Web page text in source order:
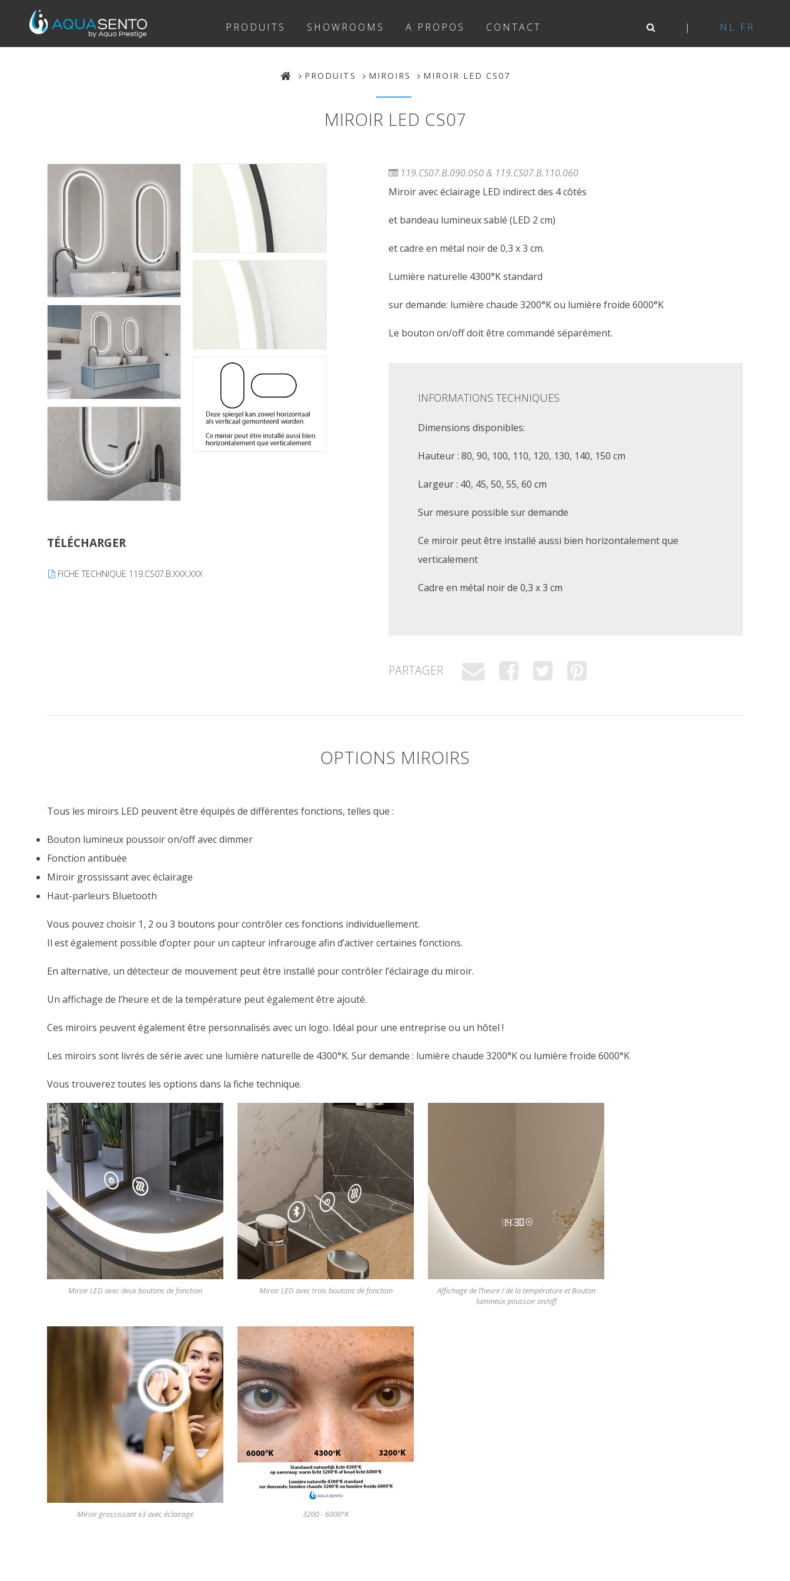
PRODUITS SHOWROOMS A PROPOS CONTACT NL FR
PRODUITS MIROIRS MIROIR LED CS07
MIROIR LED CS07
TÉLÉCHARGER
FICHE TECHNIQUE 119.CS07.B.XXX.XXX
119.CS07.B.090.050 & 119.CS07.B.110.060
Miroir avec éclairage LED indirect des 4 côtés
et bandeau lumineux sablé (LED 2 cm)
et cadre en métal noir de 0,3 x 3 cm.
Lumière naturelle 4300°K standard
sur demande: lumière chaude 3200°K ou lumière froide 6000°K
Le bouton on/off doit être commandé séparément.
INFORMATIONS TECHNIQUES
Dimensions disponibles:
Hauteur : 80, 90, 100, 110, 120, 130, 140, 150 cm
Largeur : 40, 45, 50, 55, 60 cm
Sur mesure possible sur demande
Ce miroir peut être installé aussi bien horizontalement que
verticalement
Cadre en métal noir de 0,3 x 3 cm
PARTAGER
OPTIONS MIROIRS
Tous les miroirs LED peuvent être équipés de différentes fonctions, telles que :
Bouton lumineux poussoir on/off avec dimmer
Fonction antibuée
Miroir grossissant avec éclairage
Haut-parleurs Bluetooth
Vous pouvez choisir 1, 2 ou 3 boutons pour contrôler ces fonctions individuellement.
Il est également possible d’opter pour un capteur infrarouge afin d’activer certaines fonctions.
En alternative, un détecteur de mouvement peut être installé pour contrôler l’éclairage du miroir.
Un affichage de l’heure et de la température peut également être ajouté.
Ces miroirs peuvent également être personnalisés avec un logo. Idéal pour une entreprise ou un hôtel !
Les miroirs sont livrés de série avec une lumière naturelle de 4300°K. Sur demande : lumière chaude 3200°K ou lumière froide 6000°K
Vous trouverez toutes les options dans la fiche technique.
Miroir LED avec deux boutons de fonction Miroir LED avec trois boutons de fonction
Affichage de l’heure / de la température et Bouton
lumineux poussoir on/off
Miroir grossissant x3 avec éclairage 3200 - 6000°K